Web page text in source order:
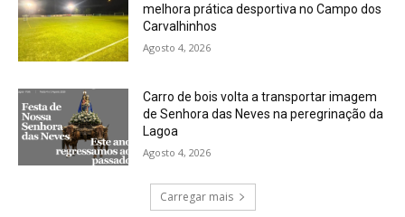
melhora prática desportiva no Campo dos
Carvalhinhos
Agosto 4, 2026
Carro de bois volta a transportar imagem
de Senhora das Neves na peregrinação da
Lagoa
Agosto 4, 2026
Carregar mais